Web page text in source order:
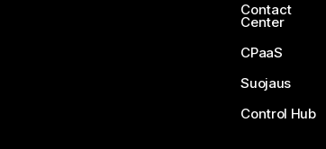
Contact
Center
CPaaS
Suojaus
Control Hub